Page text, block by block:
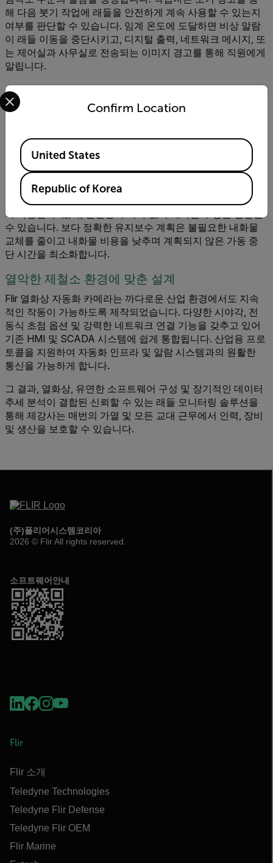
해 다음 붓기 작업에 래들을 안전하게 계속 사용할 수 있는지
여부를 판단할 수 있습니다. 임계 온도에 도달하면 비상 알람
이 래들 이동을 중단시키고, 디지털 출력, 네트워크 메시지, 또
는 제어실과 사무실로 전송되는 이미지 경고를 통해 직원에게
알립니다.
안전 향상 및 비용 절감
지속적인 래들 모니터링은 수동 검사에 대한 의존도를 줄이고
상시킵니다. 또한 정보에 기반한 유지보수 결정을 지원합니
다. 제강사는 보수적이고 경험에 기반한 내화물 교체 일정에
만 전적으로 의존하는 대신, 실제 내화물의 상태에 대한 데이
터 중심의 통찰력을 얻습니다.
이러한 접근 방식을 통해 래들을 최대 안전 가열 횟수까지 계
속 사용할 수 있어, 안전성의 저하 없이 내화물 수명을 연장할
수 있습니다. 보다 정확한 유지보수 계획은 불필요한 내화물
교체를 줄이고 내화물 비용을 낮추며 계획되지 않은 가동 중
단 시간을 최소화합니다.
열악한 제철소 환경에 맞춘 설계
Flir 열화상 자동화 카메라는 까다로운 산업 환경에서도 지속
적인 작동이 가능하도록 제작되었습니다. 다양한 시야각, 전
동식 초점 옵션 및 강력한 네트워크 연결 기능을 갖추고 있어
기존 HMI 및 SCADA 시스템에 쉽게 통합됩니다. 산업용 프로
토콜을 지원하여 자동화 인프라 및 알람 시스템과의 원활한
통신을 가능하게 합니다.
그 결과, 열화상, 유연한 소프트웨어 구성 및 장기적인 데이터
추세 분석이 결합된 신뢰할 수 있는 래들 모니터링 솔루션을
통해 제강사는 매번의 가열 및 모든 교대 근무에서 인력, 장비
및 생산을 보호할 수 있습니다.
(주)플리어시스템코리아
2026 © Flir All rights reserved.
소프트웨어안내
Flir
Flir 소개
Teledyne Technologies
Teledyne Flir Defense
Teledyne Flir OEM
Flir Marine
Confirm Location
Select your preferred country and language from the
Available Locations
United States
Republic of Korea